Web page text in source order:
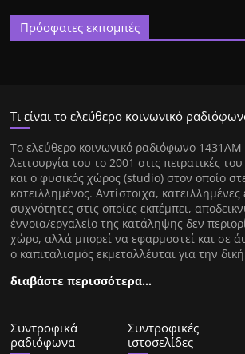
Πρόσφατες εκπομπές
Τι είναι το ελεύθερο κοινωνικό
Tο ελεύθερο κοινωνικό ραδιόφωνο 1431AM
λειτουργία του το 2001 στις πειρατικές
και ο φυσικός χώρος (studio) στον οποίο
κατειλλημένος. Αντίστοιχα, κατειλλημένες
συχνότητες στις οποίες εκπέμπει,
έννοια/εργαλείο της κατάληψης δεν
χώρο, αλλά μπορεί να εφαρμοστεί και σε
ο καπιταλισμός εκμεταλλέυται για την
διαβάστε περισσότερα…
Συντροφικά
ραδιόφωνα
Συντροφικές
ιστοσελίδες